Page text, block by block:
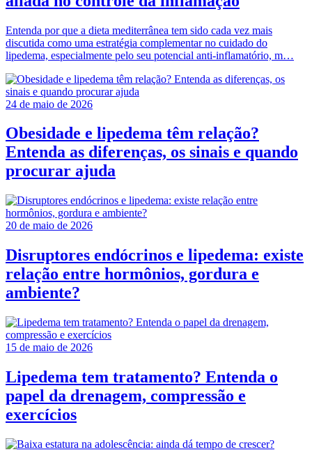
Entenda por que a dieta mediterrânea tem sido cada vez mais
discutida como uma estratégia complementar no cuidado do
lipedema, especialmente pelo seu potencial anti-inflamatório, m…
24 de maio de 2026
Obesidade e lipedema têm relação?
Entenda as diferenças, os sinais e quando
procurar ajuda
20 de maio de 2026
Disruptores endócrinos e lipedema: existe
relação entre hormônios, gordura e
ambiente?
15 de maio de 2026
Lipedema tem tratamento? Entenda o
papel da drenagem, compressão e
exercícios